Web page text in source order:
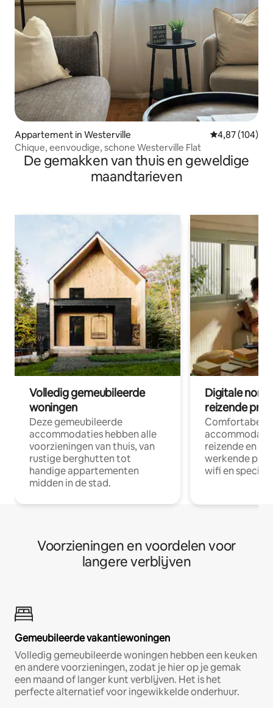
Appartement in Westerville Gemiddelde
4,87 (104)
Chique, eenvoudige, schone Westerville Flat
De gemakken van thuis en geweldige
maandtarieven
Volledig gemeubileerde
woningen
Deze gemeubileerde
accommodaties hebben alle
voorzieningen van thuis, van
rustige berghutten tot
handige appartementen
midden in de stad.
Digitale
reizende
Comfortabele
reizende en
werkende
wifi en
Voorzieningen en voordelen voor
langere verblijven
Gemeubileerde vakantiewoningen
Volledig gemeubileerde woningen hebben een keuken
en andere voorzieningen, zodat je hier op je gemak
een maand of langer kunt verblijven. Het is het
perfecte alternatief voor ingewikkelde onderhuur.